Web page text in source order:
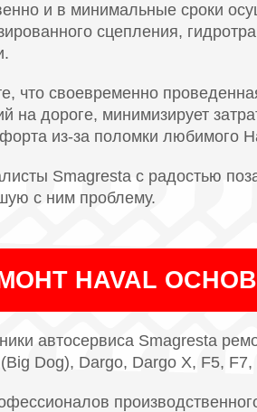
и в минимальные сроки
сцепления,
что своевременно
на дороге, минимизирует
из-за поломки любимого
Smagresta с радостью
с ним проблему.
HAVAL
автосервиса Smagresta
Dog), Dargo, Dargo X, F5,